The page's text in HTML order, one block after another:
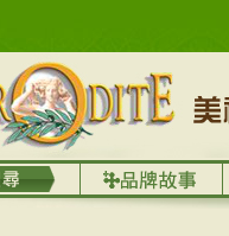
寄至部分亞太
、居住處無管
便在工作地點
迎多多使用
】的服務喔～
立的地點，請